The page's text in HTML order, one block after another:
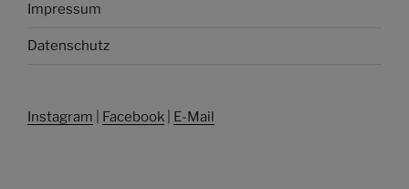
Impressum
Datenschutz
Instagram Facebook E-Mail